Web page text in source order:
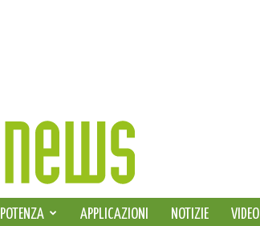
DI ELETTRONICA
POTENZA APPLICAZIONI NOTIZIE
VIDEO